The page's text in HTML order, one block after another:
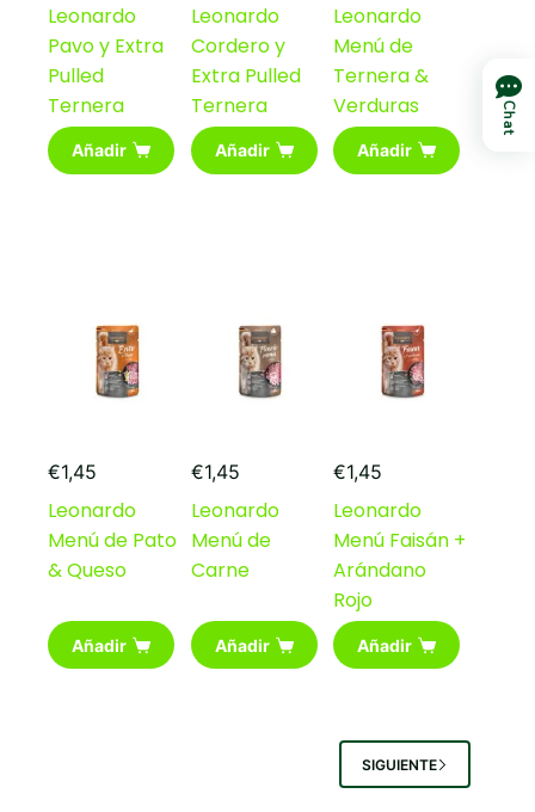
Leonardo
Pavo y Extra
Pulled
Ternera
Añadir
Leonardo
Cordero y
Extra Pulled
Ternera
Añadir
Leonardo
Menú de
Ternera &
Verduras
Añadir
€1,45
Leonardo
Menú de Pato
& Queso
Añadir
€1,45
Leonardo
Menú de
Carne
Añadir
€1,45
Leonardo
Menú Faisán +
Arándano
Rojo
Añadir
SIGUIENTE
Chat